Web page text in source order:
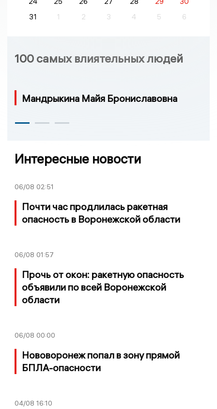
31
1 2 3 4 5 6
100 самых влиятельных людей
Мандрыкина Майя Брониславовна
Интересные новости
06/08 02:51
Почти час продлилась ракетная
опасность в Воронежской области
06/08 01:57
Прочь от окон: ракетную опасность
объявили по всей Воронежской
области
06/08 00:00
Нововоронеж попал в зону прямой
БПЛА-опасности
04/08 16:10